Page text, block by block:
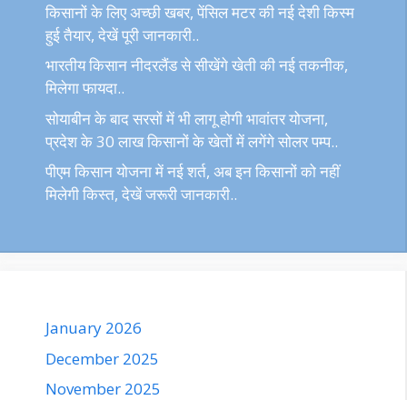
किसानों के लिए अच्छी खबर, पेंसिल मटर की नई देशी किस्म
हुई तैयार, देखें पूरी जानकारी..
भारतीय किसान नीदरलैंड से सीखेंगे खेती की नई तकनीक,
मिलेगा फायदा..
सोयाबीन के बाद सरसों में भी लागू होगी भावांतर योजना,
प्रदेश के 30 लाख किसानों के खेतों में लगेंगे सोलर पम्प..
पीएम किसान योजना में नई शर्त, अब इन किसानों को नहीं
मिलेगी किस्त, देखें जरूरी जानकारी..
January 2026
December 2025
November 2025